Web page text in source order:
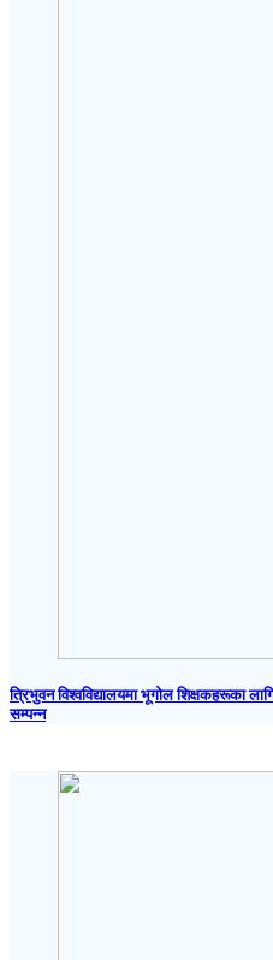
त्रिभुवन विश्वविद्यालयमा भूगोल शिक्षकहरूका
सम्पन्न